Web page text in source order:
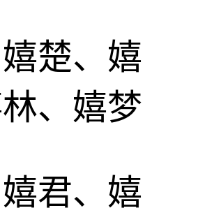
楚、嬉
、嬉梦
君、嬉